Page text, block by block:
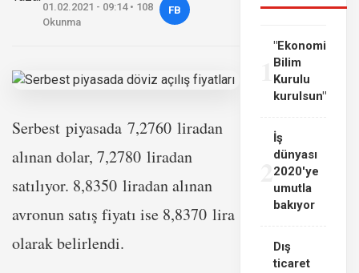
01.02.2021 - 09:14 • 108
Okunma
FB
Serbest piyasada 7,2760 liradan
alınan dolar, 7,2780 liradan
satılıyor. 8,8350 liradan alınan
avronun satış fiyatı ise 8,8370 lira
olarak belirlendi.
"Ekonomi
Bilim
Kurulu
kurulsun"
İş
dünyası
2020'ye
umutla
bakıyor
Dış
ticaret